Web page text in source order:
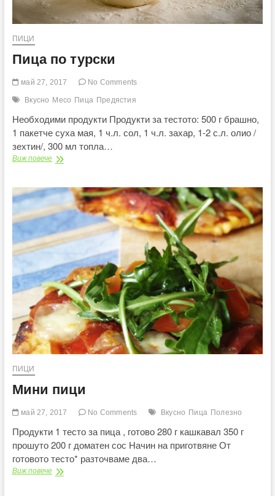
ПИЦИ
Пица по турски
май 27, 2017 No Comments
Вкусно Месо Пица Предястия
Необходими продукти Продукти за тестото: 500 г брашно,
1 пакетче суха мая, 1 ч.л. сол, 1 ч.л. захар, 1-2 с.л. олио /
зехтин/, 300 мл топла…
Виж повечеПица
ПИЦИ
Мини пици
май 27, 2017 No Comments Вкусно Пица Полезно
Продукти 1 тесто за пица , готово 280 г кашкавал 350 г
прошуто 200 г доматен сос Начин на приготвяне От
готовото тесто* разточваме два…
Виж повечеМини